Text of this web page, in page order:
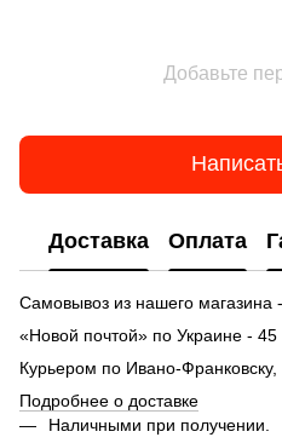
Добавьте
Доставка Оплата
Самовывоз из нашего магазина
«Новой почтой» по Украине - 45
Курьером по Ивано-Франковску,
Подробнее о доставке
Наличными при получении.